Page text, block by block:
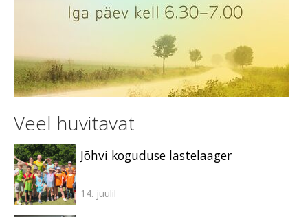
Veel huvitavat
Jõhvi koguduse lastelaager
14. juulil